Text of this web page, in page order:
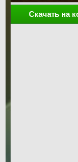
Скачать на